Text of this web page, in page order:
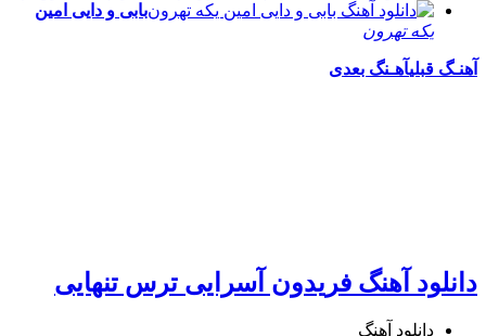
بابی و دایی امین
یکه تهرون
آهنـگ قبلیآهـنگ بعدی
دانلود آهنگ فریدون آسرایی ترس تنهایی
دانلود آهنگ